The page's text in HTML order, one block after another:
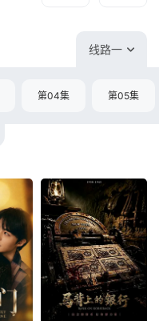
线路一
第04集 第05集